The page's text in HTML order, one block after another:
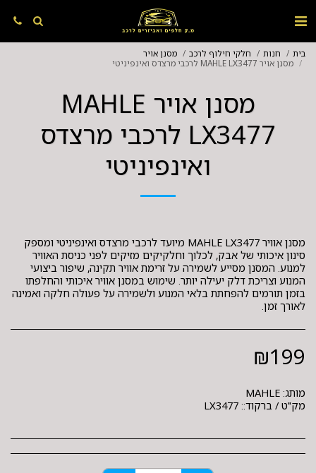
בית חנות חלקי חילוף לרכב
מסנן אויר
מסנן אויר MAHLE LX3477 לרכבי מרצדס ואינפיניטי
מסנן אויר MAHLE
LX3477 לרכבי מרצדס
ואינפיניטי
מסנן אוויר MAHLE LX3477 מיועד לרכבי מרצדס ואינפיניטי ומספק
סינון איכותי של אבק, לכלוך וחלקיקים מזיקים לפני כניסת האוויר
למנוע. המסנן מסייע לשמירה על זרימת אוויר תקינה, שיפור ביצועי
המנוע וצריכת דלק יעילה יותר. שימוש במסנן אוויר איכותי והחלפתו
בזמן תורמים להפחתת בלאי המנוע ולשמירה על פעולה חלקה ואמינה
לאורך זמן.
₪199
מותג: MAHLE
מק"ט / ברקוד:: LX3477